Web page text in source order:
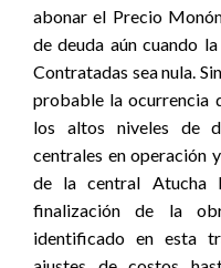
abonar el Precio
de deuda aún cuando
Contratadas sea nula.
probable la ocurrencia
los altos niveles de
centrales en operación
de la central Atucha
finalización de la
identificado en esta